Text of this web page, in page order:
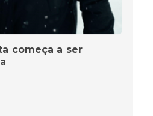
começa a ser